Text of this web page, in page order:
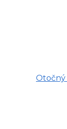
Otočný